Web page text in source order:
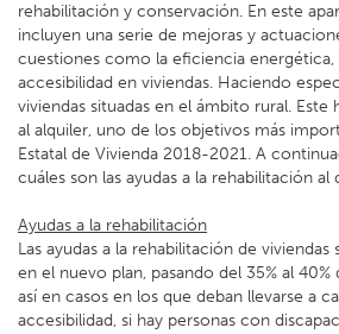
rehabilitación y conservación. En este
incluyen una serie de mejoras y
cuestiones como la eficiencia energética,
accesibilidad en viviendas. Haciendo
viviendas situadas en el ámbito rural. Este
al alquiler, uno de los objetivos más
Estatal de Vivienda 2018-2021. A
cuáles son las ayudas a la rehabilitación al
Ayudas a la rehabilitación
Las ayudas a la rehabilitación de
en el nuevo plan, pasando del 35% al 40%
así en casos en los que deban llevarse a
accesibilidad, si hay personas con